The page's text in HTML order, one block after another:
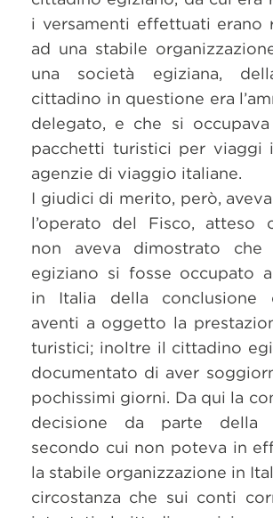
i versamenti effettuati erano
ad una stabile
una società egiziana,
cittadino in questione era
delegato, e che si
pacchetti turistici per viaggi
agenzie di viaggio italiane.
I giudici di merito, però,
l’operato del Fisco, atteso
non aveva dimostrato
egiziano si fosse occupato
in Italia della conclusione
aventi a oggetto la
turistici; inoltre il cittadino
documentato di aver
pochissimi giorni. Da qui la
decisione da parte della
secondo cui non poteva in
la stabile organizzazione in
circostanza che sui conti